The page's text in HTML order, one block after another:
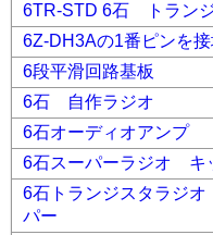
6TR-STD 6石 トラン
6Z-DH3Aの1番ピンを
6段平滑回路基板
6石 自作ラジオ
6石オーディオアンプ
6石スーパーラジオ
6石トランジスタラ
パー